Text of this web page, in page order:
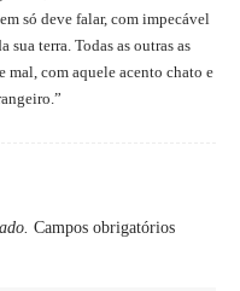
só deve falar, com impecável
sua terra. Todas as outras as
mal, com aquele acento chato e
Campos obrigatórios